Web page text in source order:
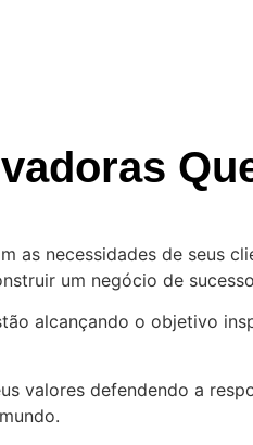
as necessidades de seus
um negócio de
alcançando o objetivo
valores defendendo a